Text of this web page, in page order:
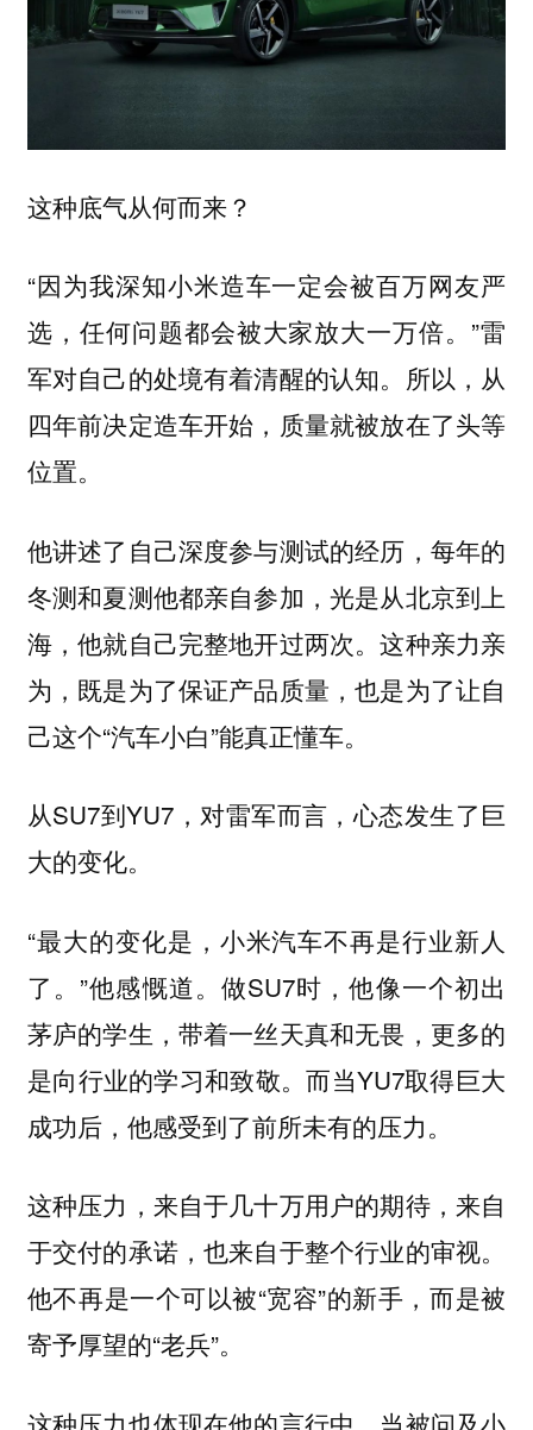
这种底气从何而来？
“因为我深知小米造车一定会被百万网友严
选，任何问题都会被大家放大一万倍。”雷
军对自己的处境有着清醒的认知。所以，从
四年前决定造车开始，质量就被放在了头等
位置。
他讲述了自己深度参与测试的经历，每年的
冬测和夏测他都亲自参加，光是从北京到上
海，他就自己完整地开过两次。这种亲力亲
为，既是为了保证产品质量，也是为了让自
己这个“汽车小白”能真正懂车。
从SU7到YU7，对雷军而言，心态发生了巨
大的变化。
“最大的变化是，小米汽车不再是行业新人
了。”他感慨道。做SU7时，他像一个初出
茅庐的学生，带着一丝天真和无畏，更多的
是向行业的学习和致敬。而当YU7取得巨大
成功后，他感受到了前所未有的压力。
这种压力，来自于几十万用户的期待，来自
于交付的承诺，也来自于整个行业的审视。
他不再是一个可以被“宽容”的新手，而是被
寄予厚望的“老兵”。